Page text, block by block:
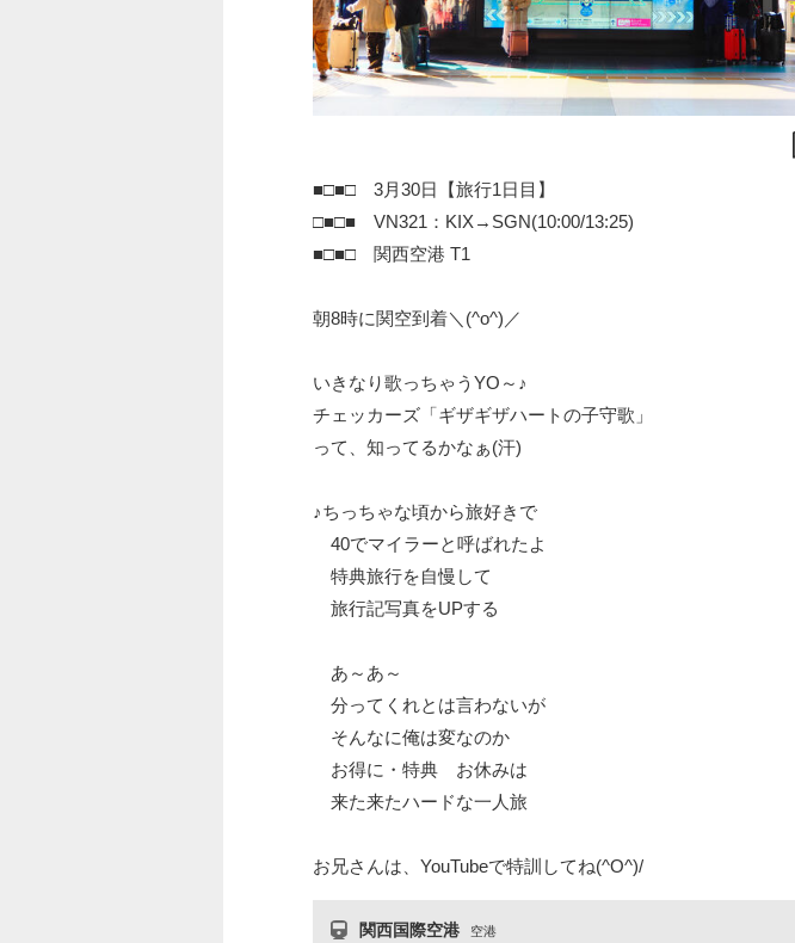
■□■□ 3月30日【旅行1日目】
□■□■ VN321：KIX→SGN(10:00/13:25)
■□■□ 関西空港 T1
朝8時に関空到着＼(^o^)／
いきなり歌っちゃうYO～♪
チェッカーズ「ギザギザハートの子守歌」
って、知ってるかなぁ(汗)
♪ちっちゃな頃から旅好きで
40でマイラーと呼ばれたよ
特典旅行を自慢して
旅行記写真をUPする
あ～あ～
分ってくれとは言わないが
そんなに俺は変なのか
お得に・特典 お休みは
来た来たハードな一人旅
お兄さんは、YouTubeで特訓してね(^O^)/
関西国際空港 空港